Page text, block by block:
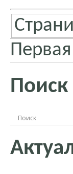
Первая
Поиск